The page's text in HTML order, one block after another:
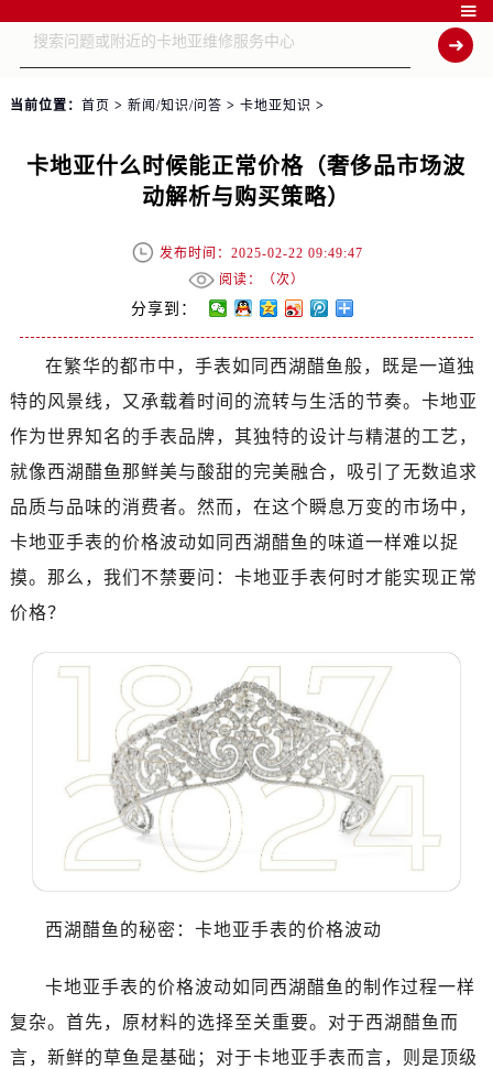

当前位置： 首页 > 新闻/知识/问答 > 卡地亚知识 >
卡地亚什么时候能正常价格（奢侈品市场波
动解析与购买策略）
发布时间：2025-02-22 09:49:47
阅读：（次）
分享到：
在繁华的都市中，手表如同西湖醋鱼般，既是一道独
特的风景线，又承载着时间的流转与生活的节奏。卡地亚
作为世界知名的手表品牌，其独特的设计与精湛的工艺，
就像西湖醋鱼那鲜美与酸甜的完美融合，吸引了无数追求
品质与品味的消费者。然而，在这个瞬息万变的市场中，
卡地亚手表的价格波动如同西湖醋鱼的味道一样难以捉
摸。那么，我们不禁要问：卡地亚手表何时才能实现正常
价格？
西湖醋鱼的秘密：卡地亚手表的价格波动
卡地亚手表的价格波动如同西湖醋鱼的制作过程一样
复杂。首先，原材料的选择至关重要。对于西湖醋鱼而
言，新鲜的草鱼是基础；对于卡地亚手表而言，则是顶级